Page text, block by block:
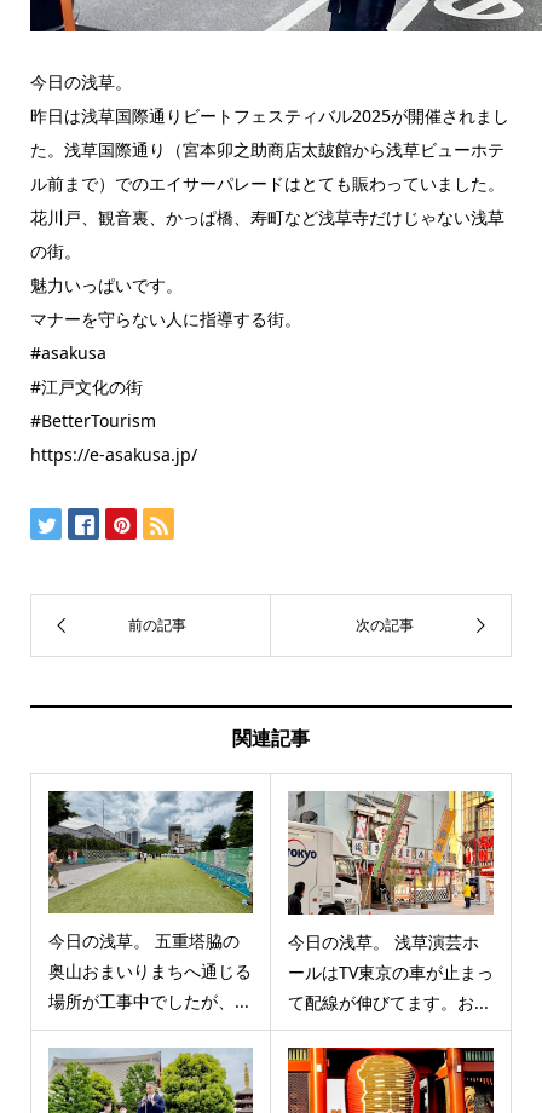
今日の浅草。
昨日は浅草国際通りビートフェスティバル2025が開催されまし
た。浅草国際通り（宮本卯之助商店太皷館から浅草ビューホテ
ル前まで）でのエイサーパレードはとても賑わっていました。
花川戸、観音裏、かっぱ橋、寿町など浅草寺だけじゃない浅草
の街。
魅力いっぱいです。
マナーを守らない人に指導する街。
#asakusa
#江戸文化の街
#BetterTourism
https://e-asakusa.jp/
関連記事
今日の浅草。 五重塔脇の
奥山おまいりまちへ通じる
場所が工事中でしたが、...
今日の浅草。 浅草演芸ホ
ールはTV東京の車が止まっ
て配線が伸びてます。お...